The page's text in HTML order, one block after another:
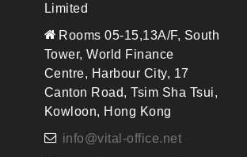
Limited
Rooms 05-15,13A/F, South
Tower, World Finance
Centre, Harbour City, 17
Canton Road, Tsim Sha Tsui,
Kowloon, Hong Kong
info@vital-office.net